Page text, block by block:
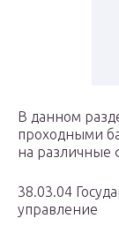
В данном
проходными
на различные
38.03.04
управление